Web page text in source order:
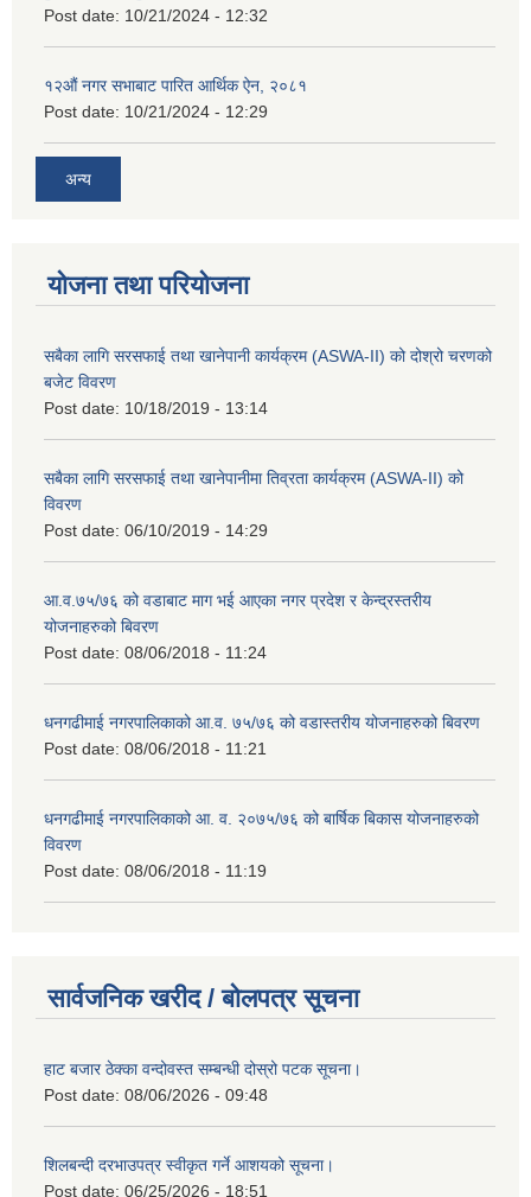
Post date: 10/21/2024 - 12:32
१२औं नगर सभाबाट पारित आर्थिक ऐन, २०८१
Post date: 10/21/2024 - 12:29
अन्य
योजना तथा परियोजना
सबैका लागि सरसफाई तथा खानेपानी कार्यक्रम (ASWA-II) को दोश्रो चरणको
बजेट विवरण
Post date: 10/18/2019 - 13:14
सबैका लागि सरसफाई तथा खानेपानीमा तिव्रता कार्यक्रम (ASWA-II) को
विवरण
Post date: 06/10/2019 - 14:29
आ.व.७५/७६ को वडाबाट माग भई आएका नगर प्रदेश र केन्द्रस्तरीय
योजनाहरुको बिवरण
Post date: 08/06/2018 - 11:24
धनगढीमाई नगरपालिकाको आ.व. ७५/७६ को वडास्तरीय योजनाहरुको बिवरण
Post date: 08/06/2018 - 11:21
धनगढीमाई नगरपालिकाको आ. व. २०७५/७६ को बार्षिक बिकास योजनाहरुको
विवरण
Post date: 08/06/2018 - 11:19
सार्वजनिक खरीद / बोलपत्र सूचना
हाट बजार ठेक्का वन्दोवस्त सम्बन्धी दोस्रो पटक सूचना।
Post date: 08/06/2026 - 09:48
शिलबन्दी दरभाउपत्र स्वीकृत गर्ने आशयको सूचना।
Post date: 06/25/2026 - 18:51